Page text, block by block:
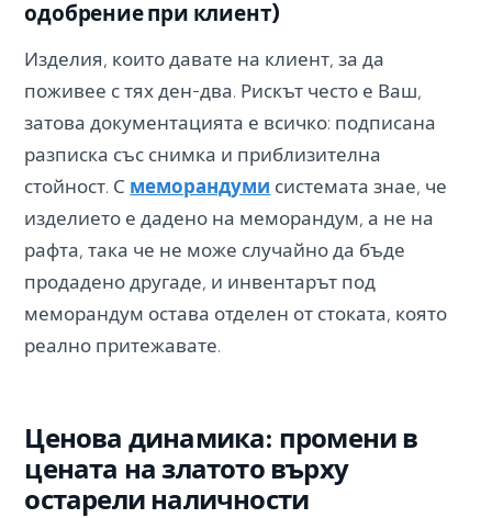
одобрение при клиент)
Изделия, които давате на клиент, за да
поживее с тях ден-два. Рискът често е Ваш,
затова документацията е всичко: подписана
разписка със снимка и приблизителна
стойност. С меморандуми системата знае, че
изделието е дадено на меморандум, а не на
рафта, така че не може случайно да бъде
продадено другаде, и инвентарът под
меморандум остава отделен от стоката, която
реално притежавате.
Ценова динамика: промени в
цената на златото върху
остарели наличности